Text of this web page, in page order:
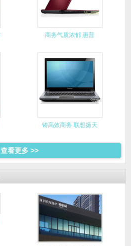
商务气质浓郁 惠普
铸高效商务 联想扬天
查看更多 >>